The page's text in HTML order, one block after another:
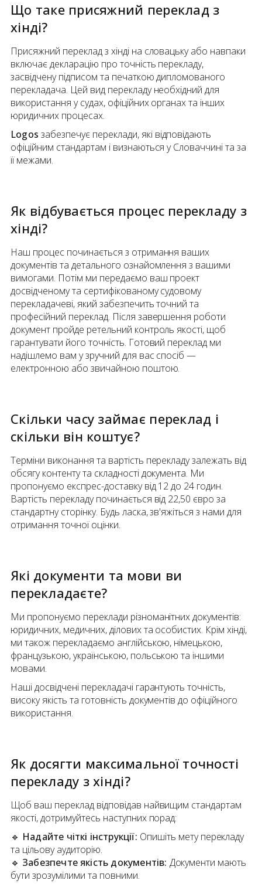
Що таке присяжний переклад з
хінді?
Присяжний переклад з хінді на словацьку або навпаки
включає декларацію про точність перекладу,
засвідчену підписом та печаткою дипломованого
перекладача. Цей вид перекладу необхідний для
використання у судах, офіційних органах та інших
юридичних процесах.
Logos забезпечує переклади, які відповідають
офіційним стандартам і визнаються у Словаччині та за
її межами.
Як відбувається процес перекладу з
хінді?
Наш процес починається з отримання ваших
документів та детального ознайомлення з вашими
вимогами. Потім ми передаємо ваш проект
досвідченому та сертифікованому судовому
перекладачеві, який забезпечить точний та
професійний переклад. Після завершення роботи
документ пройде ретельний контроль якості, щоб
гарантувати його точність. Готовий переклад ми
надішлемо вам у зручний для вас спосіб —
електронною або звичайною поштою.
Скільки часу займає переклад і
скільки він коштує?
Терміни виконання та вартість перекладу залежать від
обсягу контенту та складності документа. Ми
пропонуємо експрес-доставку від 12 до 24 годин.
Вартість перекладу починається від 22,50 євро за
стандартну сторінку. Будь ласка, зв'яжіться з нами для
отримання точної оцінки.
Які документи та мови ви
перекладаєте?
Ми пропонуємо переклади різноманітних документів:
юридичних, медичних, ділових та особистих. Крім хінді,
ми також перекладаємо англійською, німецькою,
французькою, українською, польською та іншими
мовами.
Наші досвідчені перекладачі гарантують точність,
високу якість та готовність документів до офіційного
використання.
Як досягти максимальної точності
перекладу з хінді?
Щоб ваш переклад відповідав найвищим стандартам
якості, дотримуйтесь наступних порад:
🔹 Надайте чіткі інструкції: Опишіть мету перекладу
та цільову аудиторію.
🔹 Забезпечте якість документів: Документи мають
бути зрозумілими та повними.